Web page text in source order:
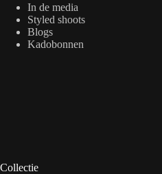
In de media
Styled shoots
Blogs
Kadobonnen
Collectie